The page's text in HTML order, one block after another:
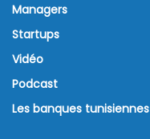
Managers
Startups
Vidéo
Podcast
Les banques tunisiennes